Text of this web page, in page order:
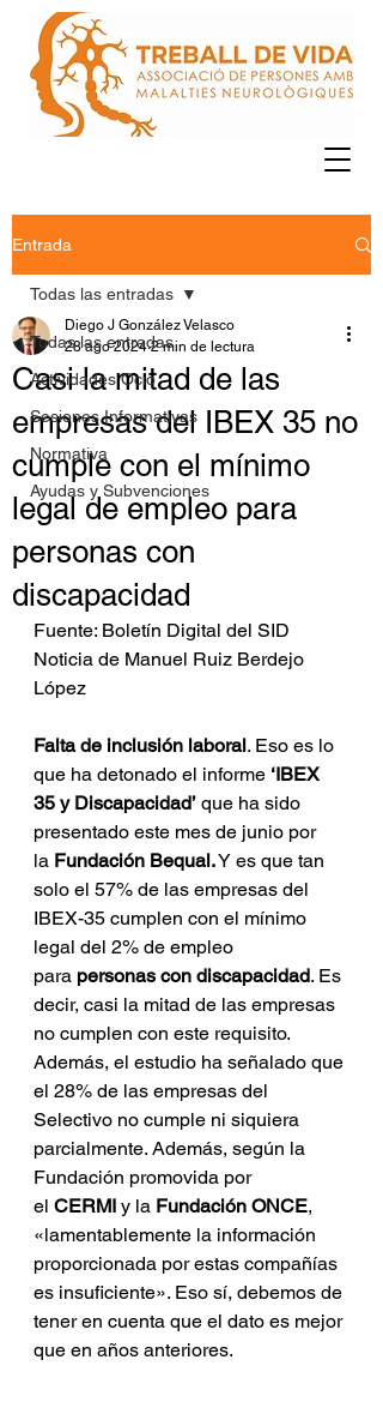
Entrada
Todas las entradas
Actividades Ocio
Sesiones Informativas
Normativa
Ayudas y Subvenciones
Todas las entradas
Casi la mitad de las
empresas del IBEX 35 no
cumple con el mínimo
legal de empleo para
personas con
discapacidad
Diego J González Velasco
28 ago 2024 2 min de lectura
Fuente: Boletín Digital del SID
Noticia de Manuel Ruiz Berdejo
López
Falta de inclusión laboral. Eso es lo
que ha detonado el informe ‘IBEX
35 y Discapacidad’ que ha sido
presentado este mes de junio por
la Fundación Bequal. Y es que tan
solo el 57% de las empresas del
IBEX-35 cumplen con el mínimo
legal del 2% de empleo
para personas con discapacidad. Es
decir, casi la mitad de las empresas
no cumplen con este requisito.
Además, el estudio ha señalado que
el 28% de las empresas del
Selectivo no cumple ni siquiera
parcialmente. Además, según la
Fundación promovida por
el CERMI y la Fundación ONCE,
«lamentablemente la información
proporcionada por estas compañías
es insuficiente». Eso sí, debemos de
tener en cuenta que el dato es mejor
que en años anteriores.